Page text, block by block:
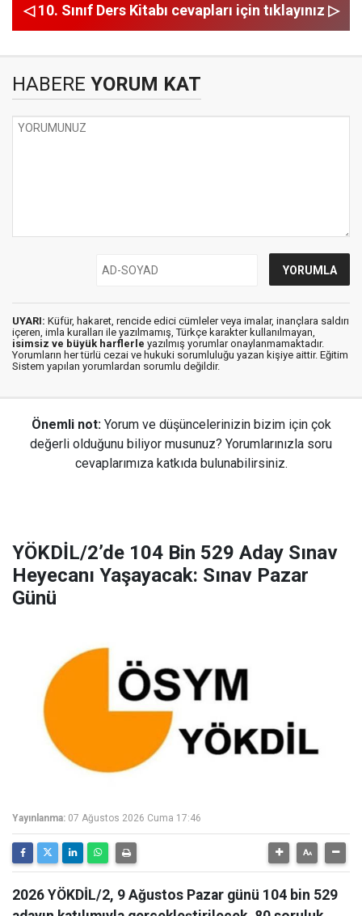
◁ 10. Sınıf Ders Kitabı cevapları için tıklayınız ▷
HABERE YORUM KAT
UYARI: Küfür, hakaret, rencide edici cümleler veya imalar, inançlara saldırı
içeren, imla kuralları ile yazılmamış, Türkçe karakter kullanılmayan,
isimsiz ve büyük harflerle yazılmış yorumlar onaylanmamaktadır.
Yorumların her türlü cezai ve hukuki sorumluluğu yazan kişiye aittir. Eğitim
Sistem yapılan yorumlardan sorumlu değildir.
Önemli not: Yorum ve düşüncelerinizin bizim için çok
değerli olduğunu biliyor musunuz? Yorumlarınızla soru
cevaplarımıza katkıda bulunabilirsiniz.
YÖKDİL/2’de 104 Bin 529 Aday Sınav
Heyecanı Yaşayacak: Sınav Pazar
Günü
Yayınlanma: 07 Ağustos 2026 Cuma 17:46
2026 YÖKDİL/2, 9 Ağustos Pazar günü 104 bin 529